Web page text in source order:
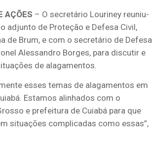
AÇÕES – O secretário Louriney reuniu-
adjunto de Proteção e Defesa Civil,
de Brum, e com o secretário de Defesa
Alessandro Borges, para discutir e
de alagamentos.
esses temas de alagamentos em
Estamos alinhados com o
e prefeitura de Cuiabá para que
situações complicadas como essas”,